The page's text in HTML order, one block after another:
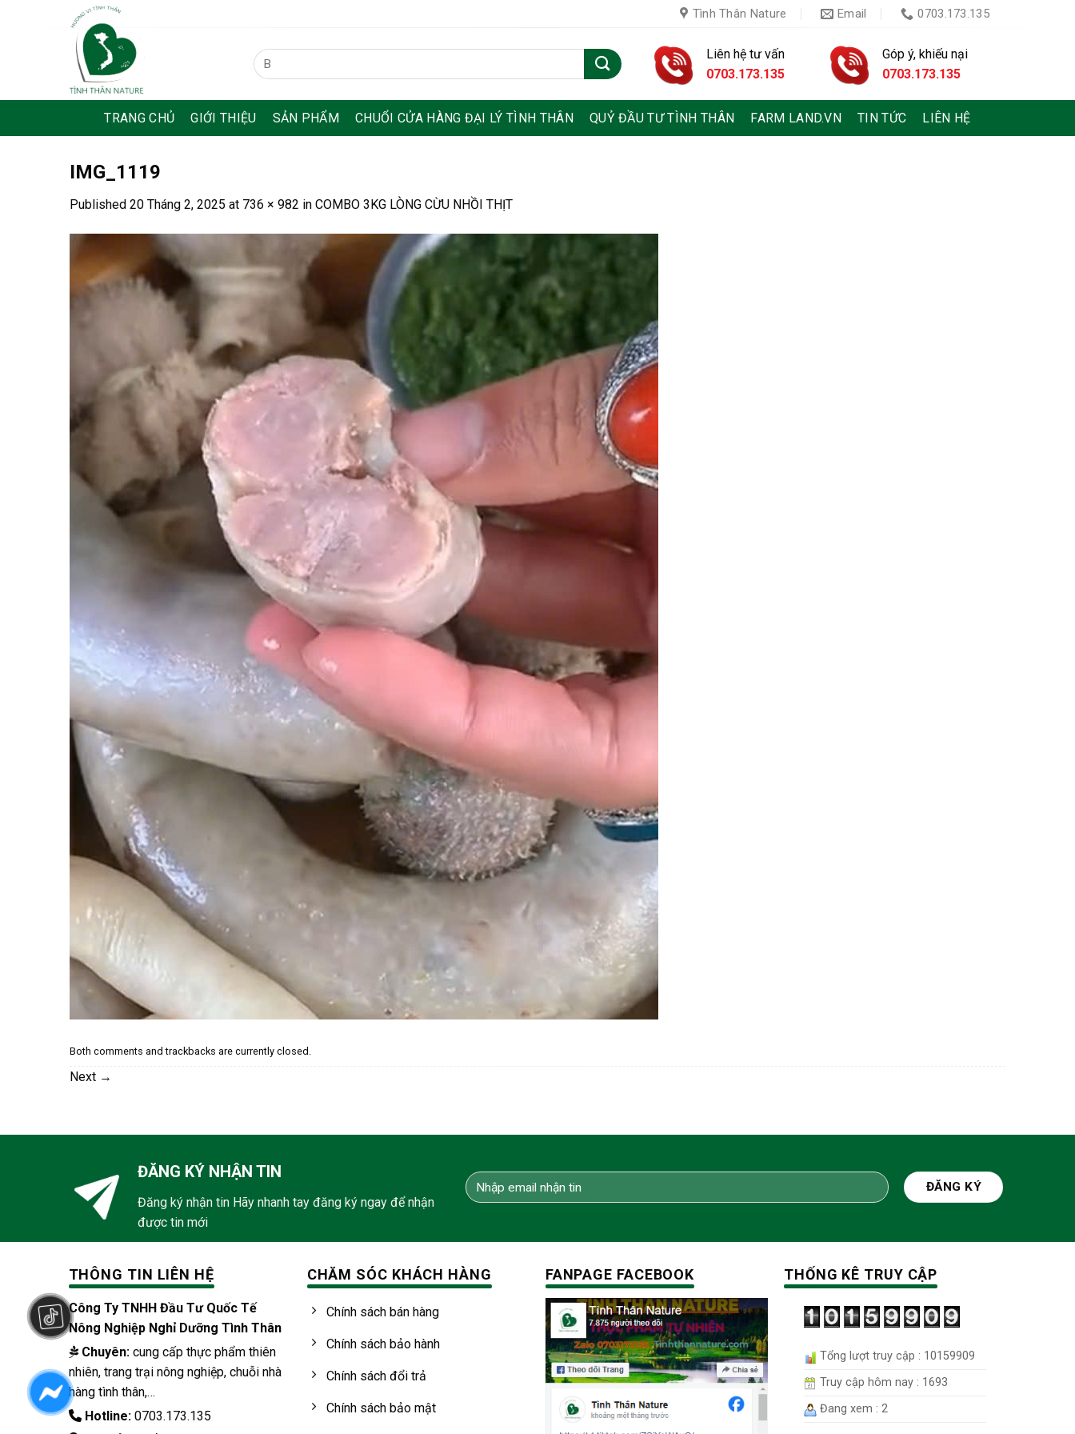
Tình Thân Nature Email 0703.173.135
Tìm
kiếm:
Liên hệ tư vấn
0703.173.135
Góp ý, khiếu nại
0703.173.135
TRANG CHỦ GIỚI THIỆU SẢN PHẨM CHUỔI CỬA HÀNG ĐẠI LÝ TÌNH THÂN QUỶ ĐẦU TƯ TÌNH THÂN FARM LAND.VN TIN TỨC LIÊN HỆ
IMG_1119
Published 20 Tháng 2, 2025 at 736 × 982 in COMBO 3KG LÒNG CỪU NHỒI THỊT
Both comments and trackbacks are currently closed.
Next →
ĐĂNG KÝ NHẬN TIN
Đăng ký nhận tin Hãy nhanh tay đăng ký ngay để nhận
được tin mới
THÔNG TIN LIÊN HỆ
Công Ty TNHH Đầu Tư Quốc Tế
Nông Nghiệp Nghỉ Dưỡng Tình Thân
Chuyên:cung cấp thực phẩm thiên
nhiên, trang trại nông nghiệp, chuỗi nhà
hàng tình thân,…
Hotline:0703.173.135
CHĂM SÓC KHÁCH HÀNG
Chính sách bán hàng
Chính sách bảo hành
Chính sách đổi trả
Chính sách bảo mật
FANPAGE FACEBOOK THỐNG KÊ TRUY CẬP
Tổng lượt truy cập : 10159909
Truy cập hôm nay : 1693
Đang xem : 2